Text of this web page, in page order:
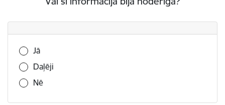
Vai šī informācija bija noderīga?
Jā
Daļēji
Nē